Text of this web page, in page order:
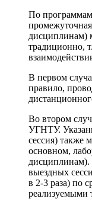
По
дисциплинам)
традиционно,
В первом
правило,
Во втором
УГНТУ.
сессия) также
основном,
дисциплинам).
выездных
в 2-3 раза) по
реализуемыми